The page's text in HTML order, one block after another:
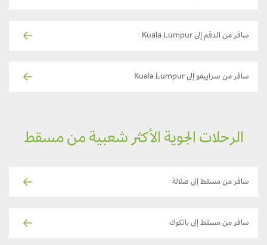
سافر من الدقم إلى Kuala Lumpur
سافر من سراييفو إلى Kuala Lumpur
الرحلات الجوية الأكثر شعبية من مسقط
سافر من مسقط إلى صلالة
سافر من مسقط إلى بانكوك